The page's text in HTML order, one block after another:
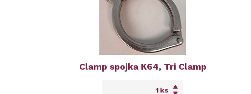
Clamp spojka K64, Tri Clamp
ks